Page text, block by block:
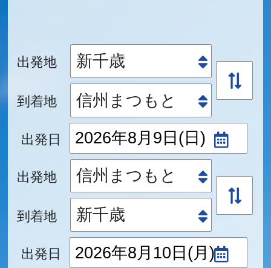
出発地
到着地
出発日
出発地
到着地
出発日